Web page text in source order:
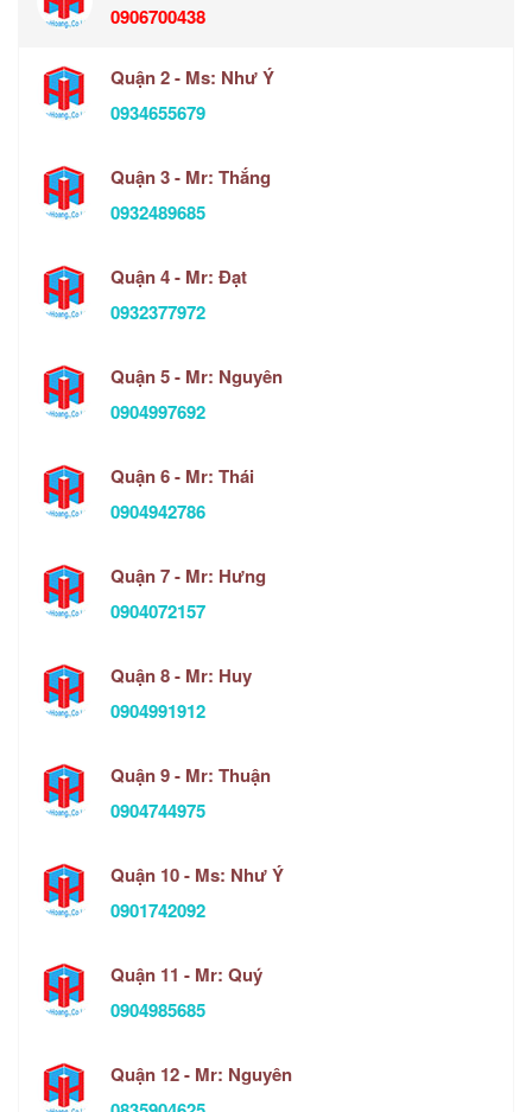
0906700438
Quận 2 - Ms: Như Ý
0934655679
Quận 3 - Mr: Thắng
0932489685
Quận 4 - Mr: Đạt
0932377972
Quận 5 - Mr: Nguyên
0904997692
Quận 6 - Mr: Thái
0904942786
Quận 7 - Mr: Hưng
0904072157
Quận 8 - Mr: Huy
0904991912
Quận 9 - Mr: Thuận
0904744975
Quận 10 - Ms: Như Ý
0901742092
Quận 11 - Mr: Quý
0904985685
Quận 12 - Mr: Nguyên